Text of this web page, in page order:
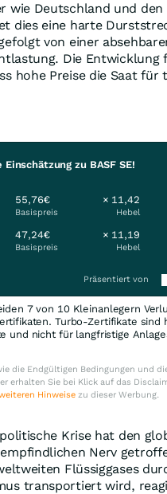
wie Deutschland und den
dies eine harte
von einer
Die Entwicklung
hohe Preise die Saat für
Einschätzung zu BASF SE!
55,76€
Basispreis
× 11,42
Hebel
47,24€
Basispreis
× 11,19
Hebel
Präsentiert von
7 von 10 Kleinanlegern
Turbo-Zertifikate sind
und nicht für langfristige
die Endgültigen Bedingungen und
erhalten Sie bei Klick auf das
Hinweise zu dieser Werbung.
Krise hat den
Nerv
Flüssiggases
transportiert wird,